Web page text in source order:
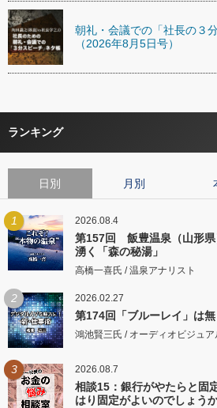
朝礼・会議での「社長の３
（2026年8月5日号）
ランキング
日別 月別
1 2026.08.4
第157回 飯豊温泉（山形
湧く「森の秘湯」
高橋一喜氏 / 温泉アナリスト
2 2026.02.27
第174回「ブルーレイ」は無
鴻池賢三氏 / オーディオビジュ
3 2026.08.7
相談15：銀行がやたらと固
はり固定がよいのでしょうか